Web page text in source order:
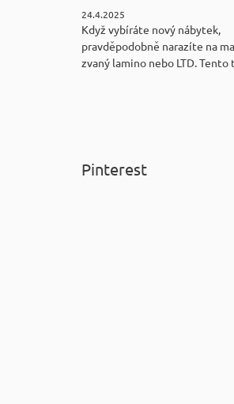
24.4.2025
Když vybíráte nový nábytek,
pravděpodobně narazíte na
zvaný lamino nebo LTD. Tento
Pinterest